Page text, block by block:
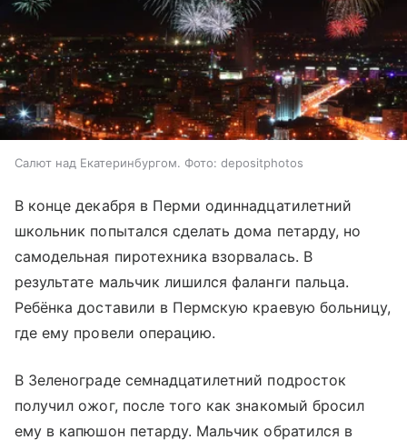
Салют над Екатеринбургом. Фото: depositphotos
В конце декабря в Перми одиннадцатилетний
школьник попытался сделать дома петарду, но
самодельная пиротехника взорвалась. В
результате мальчик лишился фаланги пальца.
Ребёнка доставили в Пермскую краевую больницу,
где ему провели операцию.
В Зеленограде семнадцатилетний подросток
получил ожог, после того как знакомый бросил
ему в капюшон петарду. Мальчик обратился в